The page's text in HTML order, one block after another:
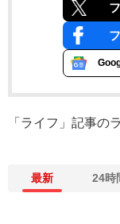
「ライフ」記事の
最新 24時